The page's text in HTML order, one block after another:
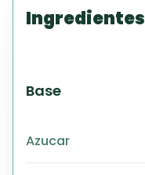
Ingredientes
Base
Azucar